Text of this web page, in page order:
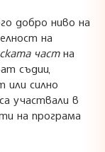
добро ниво на
на
частна
съдии,
или силно
участвали в
на програма